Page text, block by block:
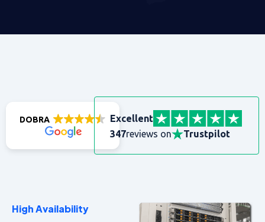
DOBRA
Excellent
347reviews on Trustpilot
High Availability